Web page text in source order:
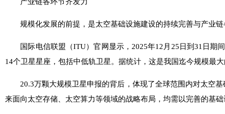
规模化发展的前提，是太空基础设施建设的持续完善与产业链
国际电信联盟（ITU）官网显示，2025年12月25日到31日期
14个卫星星座，包括中低轨卫星。据统计，这是我国迄今规模最
20.3万颗大规模卫星申报的背后，体现了全球范围内对太空基
来面向太空存储、太空算力等领域的战略布局，均需以完善的基